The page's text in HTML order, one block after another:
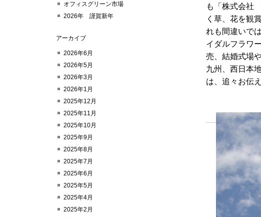
も「株式会社
く草、花を観
れも間違いで
イダルフラワ
売、結婚式場
九州、西日本
は、追々お伝
オフィスグリーン市場
2026年 謹賀新年
アーカイブ
2026年6月
2026年5月
2026年3月
2026年1月
2025年12月
2025年11月
2025年10月
2025年9月
2025年8月
2025年7月
2025年6月
2025年5月
2025年4月
2025年2月